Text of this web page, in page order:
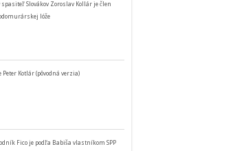
spasiteľ Slovákov Zoroslav Kollár je člen
lóže
Peter Kotlár (pôvodná verzia)
Fico je podľa Babiša vlastníkom SPP